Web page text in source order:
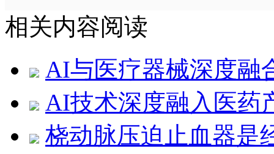
相关内容阅读
AI与医疗器械深度融
AI技术深度融入医药
桡动脉压迫止血器是